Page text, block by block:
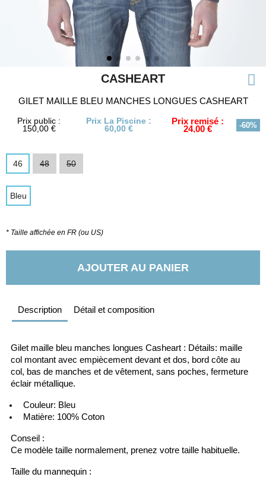
CASHEART
GILET MAILLE BLEU MANCHES LONGUES CASHEART
Prix public :
150,00 €
Prix La Piscine :
60,00 €
Prix remisé :
24,00 € -60%
46 48 50
Bleu
* Taille affichée en FR (ou US)
AJOUTER AU PANIER
Description Détail et composition
Gilet maille bleu manches longues Casheart : Détails: maille
col montant avec empiècement devant et dos, bord côte au
col, bas de manches et de vêtement, sans poches, fermeture
éclair métallique.
Couleur: Bleu
Matière: 100% Coton
Conseil :
Ce modèle taille normalement, prenez votre taille habituelle.
Taille du mannequin :